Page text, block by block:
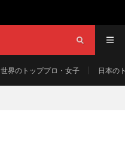
世界のトッププロ・女子 日本の